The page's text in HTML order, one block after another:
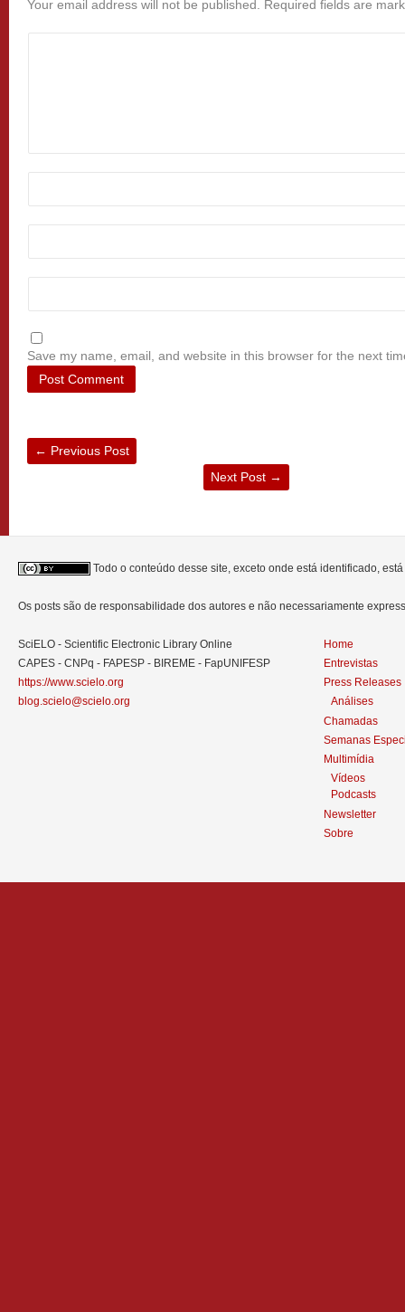
Your email address will not be published. Required fields are
Save my name, email, and website in this browser for the next
← Previous Post
Next Post →
Todo o conteúdo desse site, exceto onde está identificado,
Os posts são de responsabilidade dos autores e não necessariamente
SciELO - Scientific Electronic Library Online
CAPES - CNPq - FAPESP - BIREME - FapUNIFESP
https://www.scielo.org
blog.scielo@scielo.org
Home
Entrevistas
Press Releases
Análises
Chamadas
Semanas
Multimídia
Vídeos
Podcasts
Newsletter
Sobre